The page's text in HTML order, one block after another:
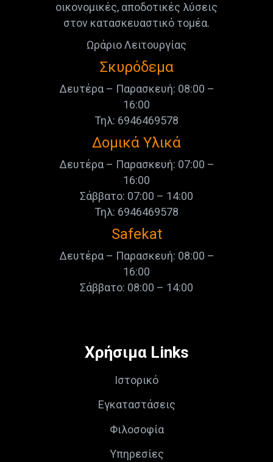
οικονομικές, αποδοτικές λύσεις
στον κατασκευαστικό τομέα.
Ωράριο Λειτουργίας
Σκυρόδεμα
Δευτέρα – Παρασκευή: 08:00 –
16:00
Τηλ: 6946469578
Δομικά Υλικά
Δευτέρα – Παρασκευή: 07:00 –
16:00
Σάββατο: 07:00 – 14:00
Τηλ: 6946469578
Safekat
Δευτέρα – Παρασκευή: 08:00 –
16:00
Σάββατο: 08:00 – 14:00
Χρήσιμα Links
Ιστορικό
Εγκαταστάσεις
Φιλοσοφία
Υπηρεσίες